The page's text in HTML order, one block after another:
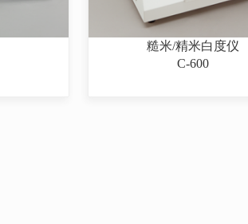
糙米/精米白度仪
C-600